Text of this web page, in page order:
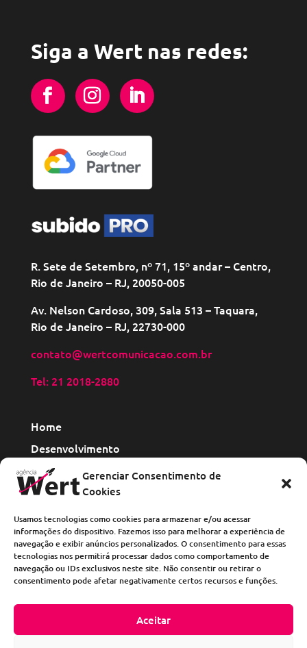
Gerenciar Consentimento de
Cookies
Usamos tecnologias como cookies para armazenar e/ou acessar
informações do dispositivo. Fazemos isso para melhorar a experiência de
navegação e exibir anúncios personalizados. O consentimento para essas
tecnologias nos permitirá processar dados como comportamento de
navegação ou IDs exclusivos neste site. Não consentir ou retirar o
consentimento pode afetar negativamente certos recursos e funções.
Aceitar
Siga a Wert nas redes:
R. Sete de Setembro, nº 71, 15º andar – Centro,
Rio de Janeiro – RJ, 20050-005
Av. Nelson Cardoso, 309, Sala 513 – Taquara,
Rio de Janeiro – RJ, 22730-000
contato@wertcomunicacao.com.br
Tel: 21 2018-2880
Home
Desenvolvimento
Site institucional
E-commerce
Catálogo Digital
Marketing
Mídias Sociais
Gestão de Tráfego
Contato